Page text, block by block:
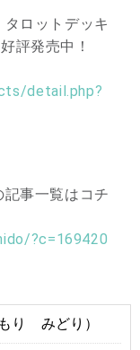
ロットデッキ
評発売中！
detail.php?
事一覧はコチ
?c=169420
り みどり）